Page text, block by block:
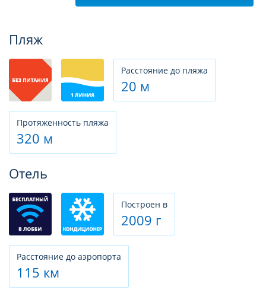
Пляж
Расстояние до пляжа
20 м
Протяженность пляжа
320 м
Отель
Построен в
2009 г
Расстояние до аэропорта
115 км